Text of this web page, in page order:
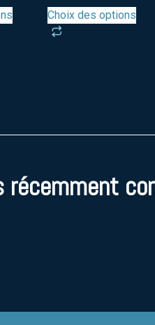
Choix des options
récemment